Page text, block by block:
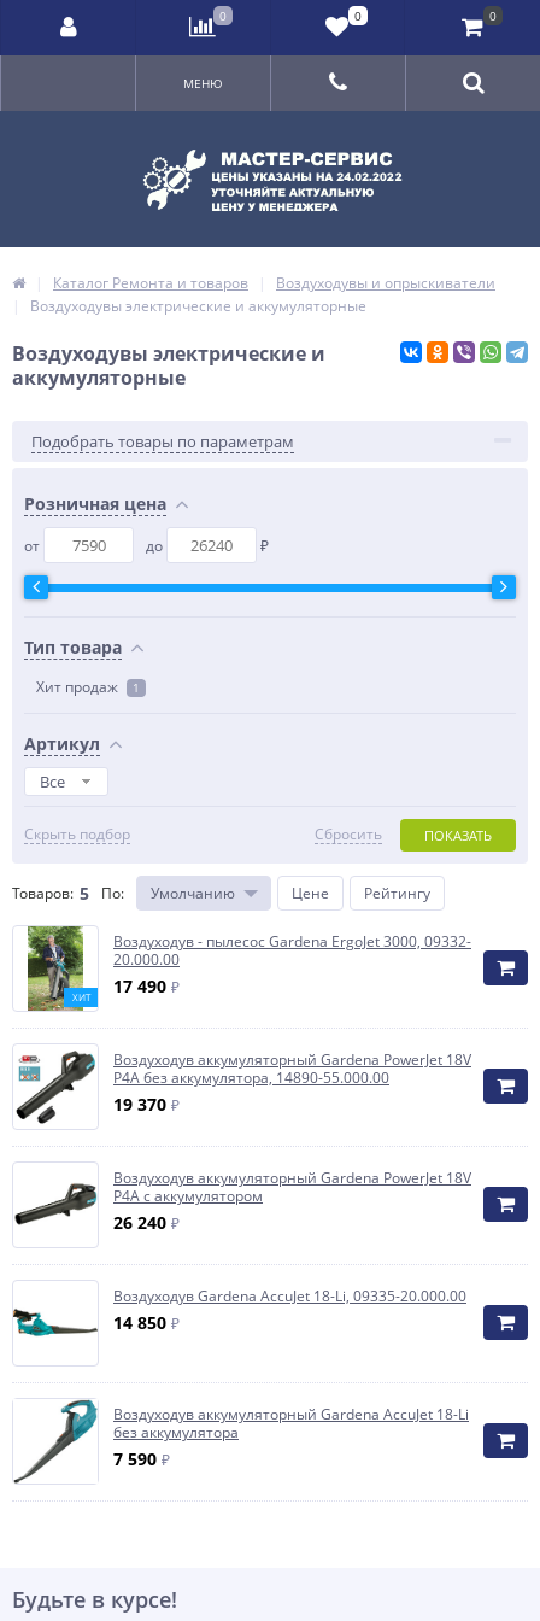
МЕНЮ
Каталог Ремонта и товаров
Воздуходувы и опрыскиватели
Воздуходувы электрические и аккумуляторные
Воздуходувы электрические и
аккумуляторные
Подобрать товары по параметрам
Розничная цена
от до ₽
Тип товара
Хит продаж 1
Артикул
Все
Скрыть подбор ПОКАЗАТЬ
Сбросить
Товаров: 5 По: Умолчанию Цене Рейтингу
ХИТ
Воздуходув - пылесос Gardena ErgoJet 3000, 09332-
20.000.00
17 490 ₽
Воздуходув аккумуляторный Gardena PowerJet 18V
P4A без аккумулятора, 14890-55.000.00
19 370 ₽
Воздуходув аккумуляторный Gardena PowerJet 18V
P4A с аккумулятором
26 240 ₽
Воздуходув Gardena AccuJet 18-Li, 09335-20.000.00
14 850 ₽
Воздуходув аккумуляторный Gardena AccuJet 18-Li
без аккумулятора
7 590 ₽
Будьте в курсе!
0 0 0